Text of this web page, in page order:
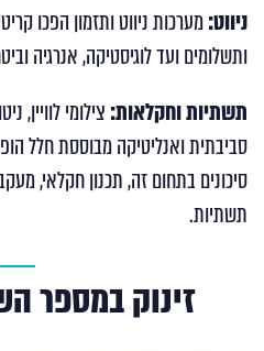
ניווט:מערכות ניווט ותזמון הפכו
ותשלומים ועד לוגיסטיקה, אנרגיה
תשתיות וחקלאות: צילומי לוויין,
סביבתית ואנליטיקה מבוססת חלל
סיכונים בתחום זה, תכנון חקלאי,
תשתיות.
זינוק במספר